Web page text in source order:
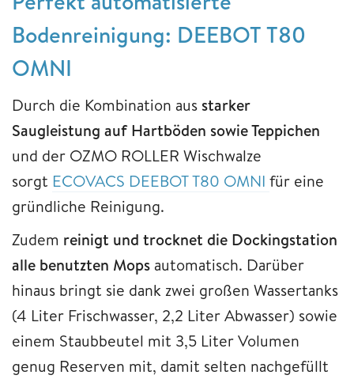
Bodenreinigung: DEEBOT T80
OMNI
Durch die Kombination aus starker
Saugleistung auf Hartböden sowie Teppichen
und der OZMO ROLLER Wischwalze
sorgt ECOVACS DEEBOT T80 OMNI für eine
gründliche Reinigung.
Zudem reinigt und trocknet die Dockingstation
alle benutzten Mops automatisch. Darüber
hinaus bringt sie dank zwei großen Wassertanks
(4 Liter Frischwasser, 2,2 Liter Abwasser) sowie
einem Staubbeutel mit 3,5 Liter Volumen
genug Reserven mit, damit selten nachgefüllt